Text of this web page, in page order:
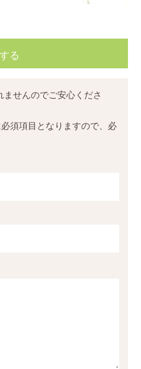
る
ませんのでご安心くださ
須項目となりますので、必